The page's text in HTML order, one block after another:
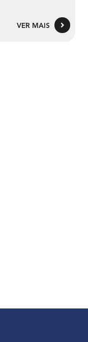
VER MAIS